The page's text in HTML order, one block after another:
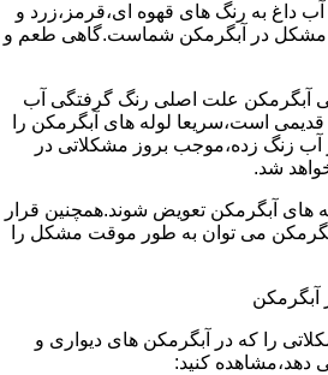
آب داغ به رنگ های قهوه ای،قرمز،زرد و
مشکل در آبگرمکن شماست.گاهی طعم و
آبگرمکن علت اصلی رنگ گرفتگی آب
است،سریعا لوله های آبگرمکن را
آب زنگ زده،موجب بروز مشکلاتی در
شد.
های آبگرمکن تعویض شوند.همچنین قرار
می توان به طور موقت مشکل را
آبگرمکن
را که در آبگرمکن های دیواری و
دهد،مشاهده کنید: